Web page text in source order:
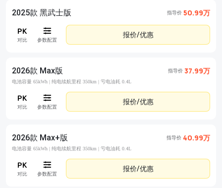
2025款 黑武士版 指导价 50.99万
对比 参数配置
报价/优惠
2026款 Max版 指导价 37.99万
电池容量 65kWh | 纯电续航里程 350km | 亏电油耗 0.4L
对比 参数配置
报价/优惠
2026款 Max+版 指导价 40.99万
电池容量 65kWh | 纯电续航里程 350km | 亏电油耗 0.4L
对比 参数配置
报价/优惠